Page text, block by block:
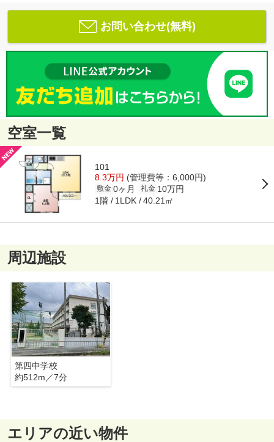
お問い合わせ(無料)
空室一覧
101
8.3万円 (管理費等：6,000円)
敷金 0ヶ月 礼金 10万円
1階 1LDK 40.21㎡
周辺施設
第四中学校
約512m／7分
エリアの近い物件